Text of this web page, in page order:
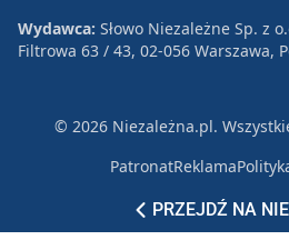
PRZEJDŹ NA
Wydawca: Słowo Niezależne Sp. z
Filtrowa 63 / 43, 02-056 Warszawa,
© 2026 Niezależna.pl.
PatronatReklama